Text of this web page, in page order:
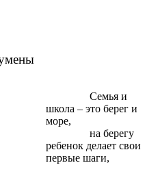
Семья и
школа – это берег и
море,
на берегу
ребенок делает свои
первые шаги,